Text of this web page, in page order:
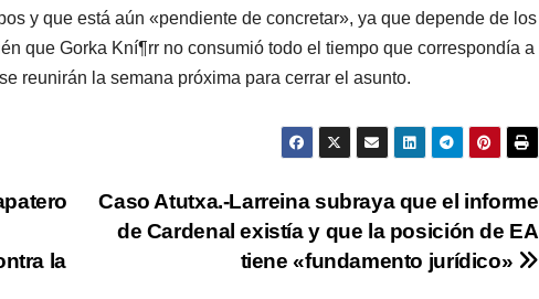
y que está aún «pendiente de concretar», ya que depende de los
que Gorka Kní¶rr no consumió todo el tiempo que correspondí­a a
reunirán la semana próxima para cerrar el asunto.
Caso Atutxa.-Larreina subraya que el informe
de Cardenal existí­a y que la posición de EA
tiene «fundamento jurí­dico»
la